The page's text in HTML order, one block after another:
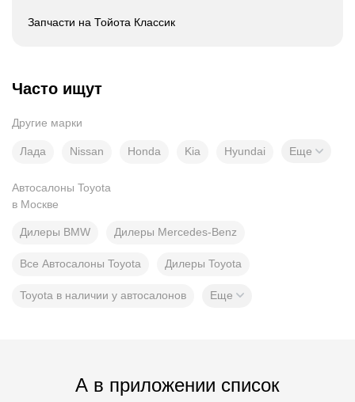
Запчасти на Тойота Классик
Часто ищут
Другие марки
Лада Nissan Honda Kia Hyundai Еще
Автосалоны Toyota
в Москве
Дилеры BMW Дилеры Mercedes-Benz
Все Автосалоны Toyota Дилеры Toyota
Toyota в наличии у автосалонов Еще
А в приложении список